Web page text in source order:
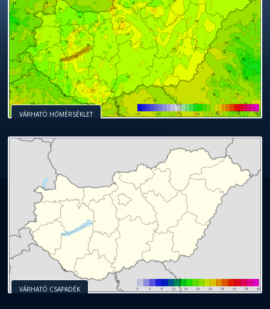
VÁRHATÓ HŐMÉRSÉKLET
VÁRHATÓ CSAPADÉK